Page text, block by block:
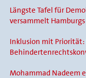
Längste Tafel für
versammelt
Inklusion mit
Mohammad Nadeem